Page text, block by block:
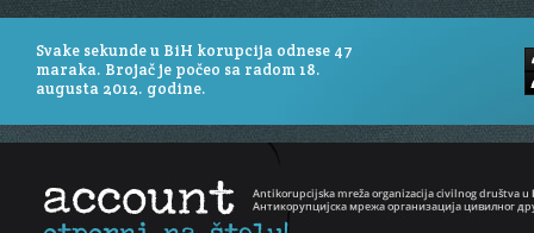
Svake sekunde u BiH korupcija odnese 47
maraka. Brojač je počeo sa radom 18.
augusta 2012. godine.